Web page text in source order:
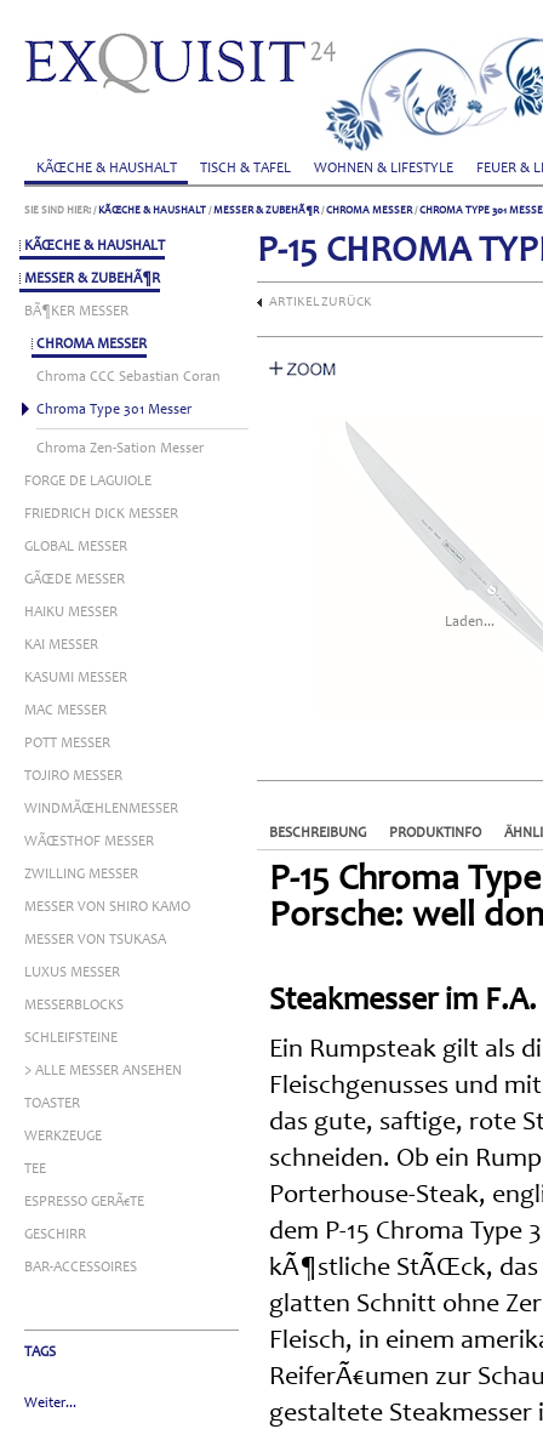
KÃŒCHE & HAUSHALT TISCH & TAFEL WOHNEN & LIFESTYLE FEUER &
SIE SIND HIER: / KÃŒCHE & HAUSHALT /MESSER & ZUBEHÃ¶R/CHROMA MESSER/CHROMA TYPE 301
KÃŒCHE & HAUSHALT
MESSER & ZUBEHÃ¶R
BÃ¶KER MESSER
CHROMA MESSER
Chroma CCC Sebastian Coran
Chroma Type 301 Messer
Chroma Zen-Sation Messer
FORGE DE LAGUIOLE
FRIEDRICH DICK MESSER
GLOBAL MESSER
GÃŒDE MESSER
HAIKU MESSER
KAI MESSER
KASUMI MESSER
MAC MESSER
POTT MESSER
TOJIRO MESSER
WINDMÃŒHLENMESSER
WÃŒSTHOF MESSER
ZWILLING MESSER
MESSER VON SHIRO KAMO
MESSER VON TSUKASA
LUXUS MESSER
MESSERBLOCKS
SCHLEIFSTEINE
> ALLE MESSER ANSEHEN
TOASTER
WERKZEUGE
TEE
ESPRESSO GERÃ€TE
GESCHIRR
BAR-ACCESSOIRES
TAGS
Weiter...
P-15 CHROMA
ARTIKEL ZURÜCK
Laden...
BESCHREIBUNG PRODUKTINFO
P-15 Chroma
Porsche: well
Steakmesser im
Ein Rumpsteak gilt als
Fleischgenusses und
das gute, saftige, rote
schneiden. Ob ein
Porterhouse-Steak,
dem P-15 Chroma Type
kÃ¶stliche StÃŒck, das
glatten Schnitt ohne
Fleisch, in einem
ReiferÃ€umen zur
gestaltete Steakmesser